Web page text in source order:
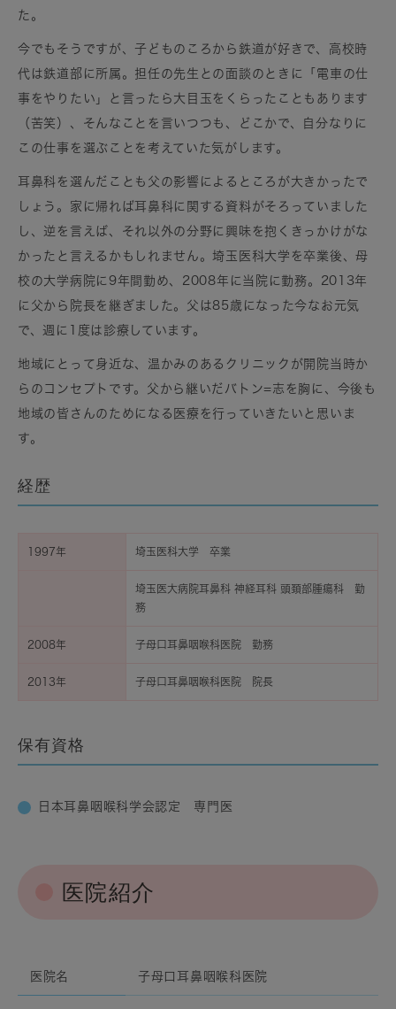
た。
今でもそうですが、子どものころから鉄道が好きで、高校時
代は鉄道部に所属。担任の先生との面談のときに「電車の仕
事をやりたい」と言ったら大目玉をくらったこともあります
（苦笑）、そんなことを言いつつも、どこかで、自分なりに
この仕事を選ぶことを考えていた気がします。
耳鼻科を選んだことも父の影響によるところが大きかったで
しょう。家に帰れば耳鼻科に関する資料がそろっていました
し、逆を言えば、それ以外の分野に興味を抱くきっかけがな
かったと言えるかもしれません。埼玉医科大学を卒業後、母
校の大学病院に9年間勤め、2008年に当院に勤務。2013年
に父から院長を継ぎました。父は85歳になった今なお元気
で、週に1度は診療しています。
地域にとって身近な、温かみのあるクリニックが開院当時か
らのコンセプトです。父から継いだバトン=志を胸に、今後も
地域の皆さんのためになる医療を行っていきたいと思いま
す。
経歴
1997年 埼玉医科大学 卒業
埼玉医大病院耳鼻科 神経耳科 頭頚部腫瘍科 勤
務
2008年 子母口耳鼻咽喉科医院 勤務
2013年 子母口耳鼻咽喉科医院 院長
保有資格
日本耳鼻咽喉科学会認定 専門医
医院紹介
医院名 子母口耳鼻咽喉科医院